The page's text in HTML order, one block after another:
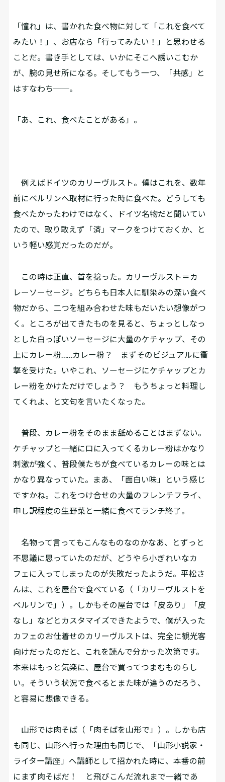
「憧れ」は、書かれた食べ物に対して「これを食べて
みたい！」、お店なら「行ってみたい！」と思わせる
ことだ。書き手としては、いかにそこへ誘いこむか
が、腕の見せ所になる。そしてもう一つ、「共感」と
はすなわち──。
「あ、これ、食べたことがある」。
例えばドイツのカリーヴルスト。僕はこれを、数年
前にベルリンへ取材に行った時に食べた。どうしても
食べたかったわけではなく、ドイツ名物だと聞いてい
たので、取り敢えず「済」マークをつけておくか、と
いう軽い感覚だったのだが。
この時は正直、首を捻った。カリーヴルスト＝カ
レーソーセージ。どちらも日本人に馴染みの深い食べ
物だから、二つを組み合わせた味もだいたい想像がつ
く。ところが出てきたものを見ると、ちょっとしなっ
とした白っぽいソーセージに大量のケチャップ、その
上にカレー粉……カレー粉？ まずそのビジュアルに衝
撃を受けた。いやこれ、ソーセージにケチャップとカ
レー粉をかけただけでしょう？ もうちょっと料理し
てくれよ、と文句を言いたくなった。
普段、カレー粉をそのまま舐めることはまずない。
ケチャップと一緒に口に入ってくるカレー粉はかなり
刺激が強く、普段僕たちが食べているカレーの味とは
かなり異なっていた。まあ、「面白い味」という感じ
ですかね。これをつけ合せの大量のフレンチフライ、
申し訳程度の生野菜と一緒に食べてランチ終了。
名物って言ってもこんなものなのかなあ、とずっと
不思議に思っていたのだが、どうやら小ぎれいなカ
フェに入ってしまったのが失敗だったようだ。平松さ
んは、これを屋台で食べている（「カリーヴルストを
ベルリンで」）。しかもその屋台では「皮あり」「皮
なし」などとカスタマイズできたようで、僕が入った
カフェのお仕着せのカリーヴルストは、完全に観光客
向けだったのだと、これを読んで分かった次第です。
本来はもっと気楽に、屋台で買ってつまむものらし
い。そういう状況で食べるとまた味が違うのだろう、
と容易に想像できる。
山形では肉そば（「肉そばを山形で」）。しかも店
も同じ、山形へ行った理由も同じで、「山形小説家・
ライター講座」へ講師として招かれた時に、本番の前
にまず肉そばだ！ と飛びこんだ流れまで一緒であ